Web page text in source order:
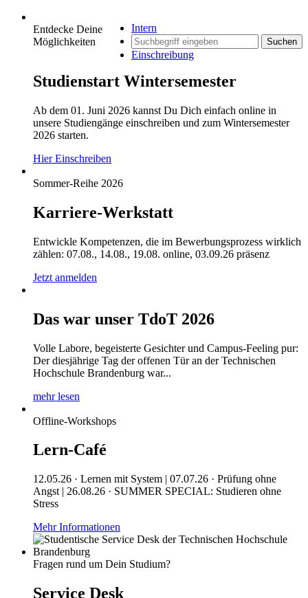
Intern
Suchen
Einschreibung
Entdecke Deine
Möglichkeiten
Studienstart Wintersemester
Ab dem 01. Juni 2026 kannst Du Dich einfach online in
unsere Studiengänge einschreiben und zum Wintersemester
2026 starten.
Hier Einschreiben
Sommer-Reihe 2026
Karriere-Werkstatt
Entwickle Kompetenzen, die im Bewerbungsprozess wirklich
zählen: 07.08., 14.08., 19.08. online, 03.09.26 präsenz
Jetzt anmelden
Das war unser TdoT 2026
Volle Labore, begeisterte Gesichter und Campus-Feeling pur:
Der diesjährige Tag der offenen Tür an der Technischen
Hochschule Brandenburg war...
mehr lesen
Offline-Workshops
Lern-Café
12.05.26 · Lernen mit System | 07.07.26 · Prüfung ohne
Angst | 26.08.26 · SUMMER SPECIAL: Studieren ohne
Stress
Mehr Informationen
Fragen rund um Dein Studium?
Service Desk